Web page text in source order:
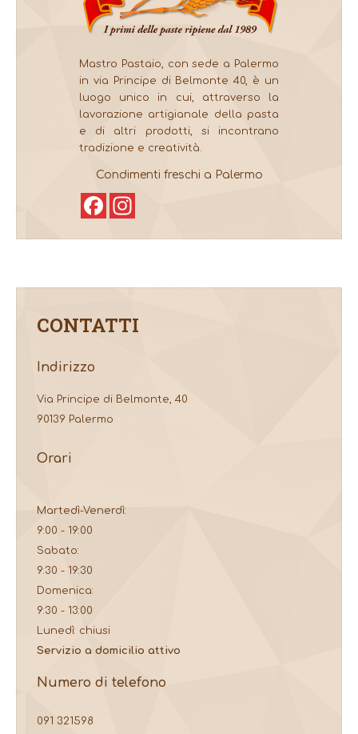
Mastro Pastaio, con sede a Palermo
in via Principe di Belmonte 40, è un
luogo unico in cui, attraverso la
lavorazione artigianale della pasta
e di altri prodotti, si incontrano
tradizione e creatività.
Condimenti freschi a Palermo
Facebook
CONTATTI
Indirizzo
Via Principe di Belmonte, 40
90139 Palermo
Orari
Martedì-Venerdì:
9:00 - 19:00
Sabato:
9:30 - 19:30
Domenica:
9:30 - 13:00
Lunedì: chiusi
Servizio a domicilio attivo
Numero di telefono
091 321598